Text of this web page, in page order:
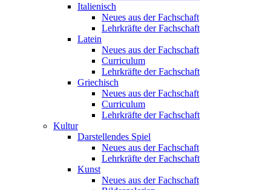
Italienisch
Neues aus der Fachschaft
Lehrkräfte der Fachschaft
Latein
Neues aus der Fachschaft
Curriculum
Lehrkräfte der Fachschaft
Griechisch
Neues aus der Fachschaft
Curriculum
Lehrkräfte der Fachschaft
Kultur
Darstellendes Spiel
Neues aus der Fachschaft
Lehrkräfte der Fachschaft
Kunst
Neues aus der Fachschaft